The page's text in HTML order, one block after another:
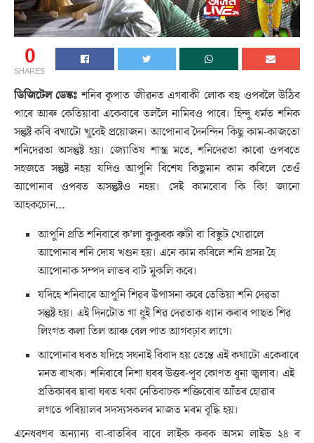
0
SHARES
ডিজিটেল ডেস্কঃশনিৰ কৃপাত জীৱনত এগৰাকী লোক বহু ওপৰলৈ উঠিব
পাৰে আৰু কেতিয়াবা একেবাৰে তললৈ নামিবও পাৰে। হিন্দু ধৰ্মত শনিক
সন্তুষ্ট কৰি ৰখাটো খুবেই প্ৰয়োজন। আপোনাৰ দৈনন্দিন কিছু কাম-কাজতো
শনিদেৱতা অসন্তুষ্ট হয়। জ্যোতিষ শাস্ত্ৰ মতে, শনিদেৱতা কাৰো ওপৰতে
সহজতে সন্তুষ্ট নহয় যদিও আপুনি বিশেষ কিছুমান কাম কৰিলে তেওঁ
আপোনাৰ ওপৰত অসন্তুষ্টও নহয়। সেই কামবোৰ কি কি! জানো
আহকচোন…
আপুনি প্ৰতি শনিবাৰে ক’লা কুকুৰক ৰুটী বা বিস্কুট খোৱালে
আপোনাৰ শনি দোষ খণ্ডন হয়। এনে কাম কৰিলে শনি প্ৰসন্ন হৈ
আপোনাক সম্পদ লাভৰ বাট মুকলি কৰে।
যদিহে শনিবাৰে আপুনি শিৱৰ উপাসনা কৰে তেতিয়া শনি দেৱতা
সন্তুষ্ট হয়। এই দিনটোত গা ধুই শিৱ দেৱতাক ধ্যান কৰাৰ পাছত শিৱ
লিংগত কলা তিল আৰু বেল পাত আগবঢ়াব লাগে।
আপোনাৰ ঘৰত যদিহে সঘনাই বিবাদ হয় তেন্তে এই কথাটো একেবাৰে
মনত ৰাখক। শনিবাৰে নিশা ঘৰৰ উত্তৰ-পূব কোণত ধূনা জ্বলাব। এই
প্ৰতিকাৰৰ দ্বাৰা ঘৰত থকা নেতিবাচক শক্তিবোৰ আঁতৰ হোৱাৰ
লগতে পৰিয়ালৰ সদস্যসকলৰ মাজত মৰম বৃদ্ধি হয়।
এনেধৰণৰ অন্যান্য বা-বাতৰিৰ বাবে লাইক কৰক অসম লাইভ ২৪ ৰ